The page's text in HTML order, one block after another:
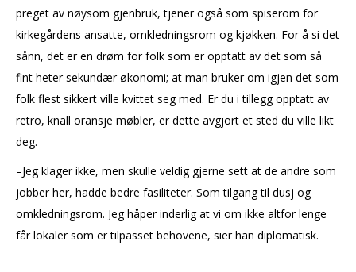
preget av nøysom gjenbruk, tjener også som spiserom for
kirkegårdens ansatte, omkledningsrom og kjøkken. For å si det
sånn, det er en drøm for folk som er opptatt av det som så
fint heter sekundær økonomi; at man bruker om igjen det som
folk flest sikkert ville kvittet seg med. Er du i tillegg opptatt av
retro, knall oransje møbler, er dette avgjort et sted du ville likt
deg.
–Jeg klager ikke, men skulle veldig gjerne sett at de andre som
jobber her, hadde bedre fasiliteter. Som tilgang til dusj og
omkledningsrom. Jeg håper inderlig at vi om ikke altfor lenge
får lokaler som er tilpasset behovene, sier han diplomatisk.